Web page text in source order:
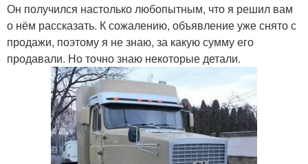
Он получился настолько любопытным, что я решил вам
о нём рассказать. К сожалению, объявление уже снято с
продажи, поэтому я не знаю, за какую сумму его
продавали. Но точно знаю некоторые детали.